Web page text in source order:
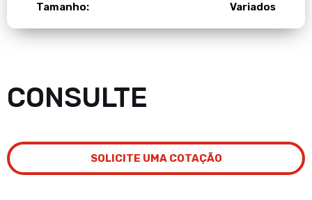
Tamanho: Variados
CONSULTE
SOLICITE UMA COTAÇÃO